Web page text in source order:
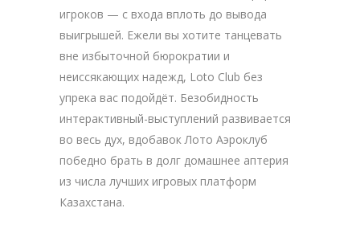
игроков — с входа вплоть до вывода
выигрышей. Ежели вы хотите танцевать
вне избыточной бюрократии и
неиссякающих надежд, Loto Club без
упрека вас подойдёт. Безобидность
интерактивный-выступлений развивается
во весь дух, вдобавок Лото Аэроклуб
победно брать в долг домашнее аптерия
из числа лучших игровых платформ
Казахстана.